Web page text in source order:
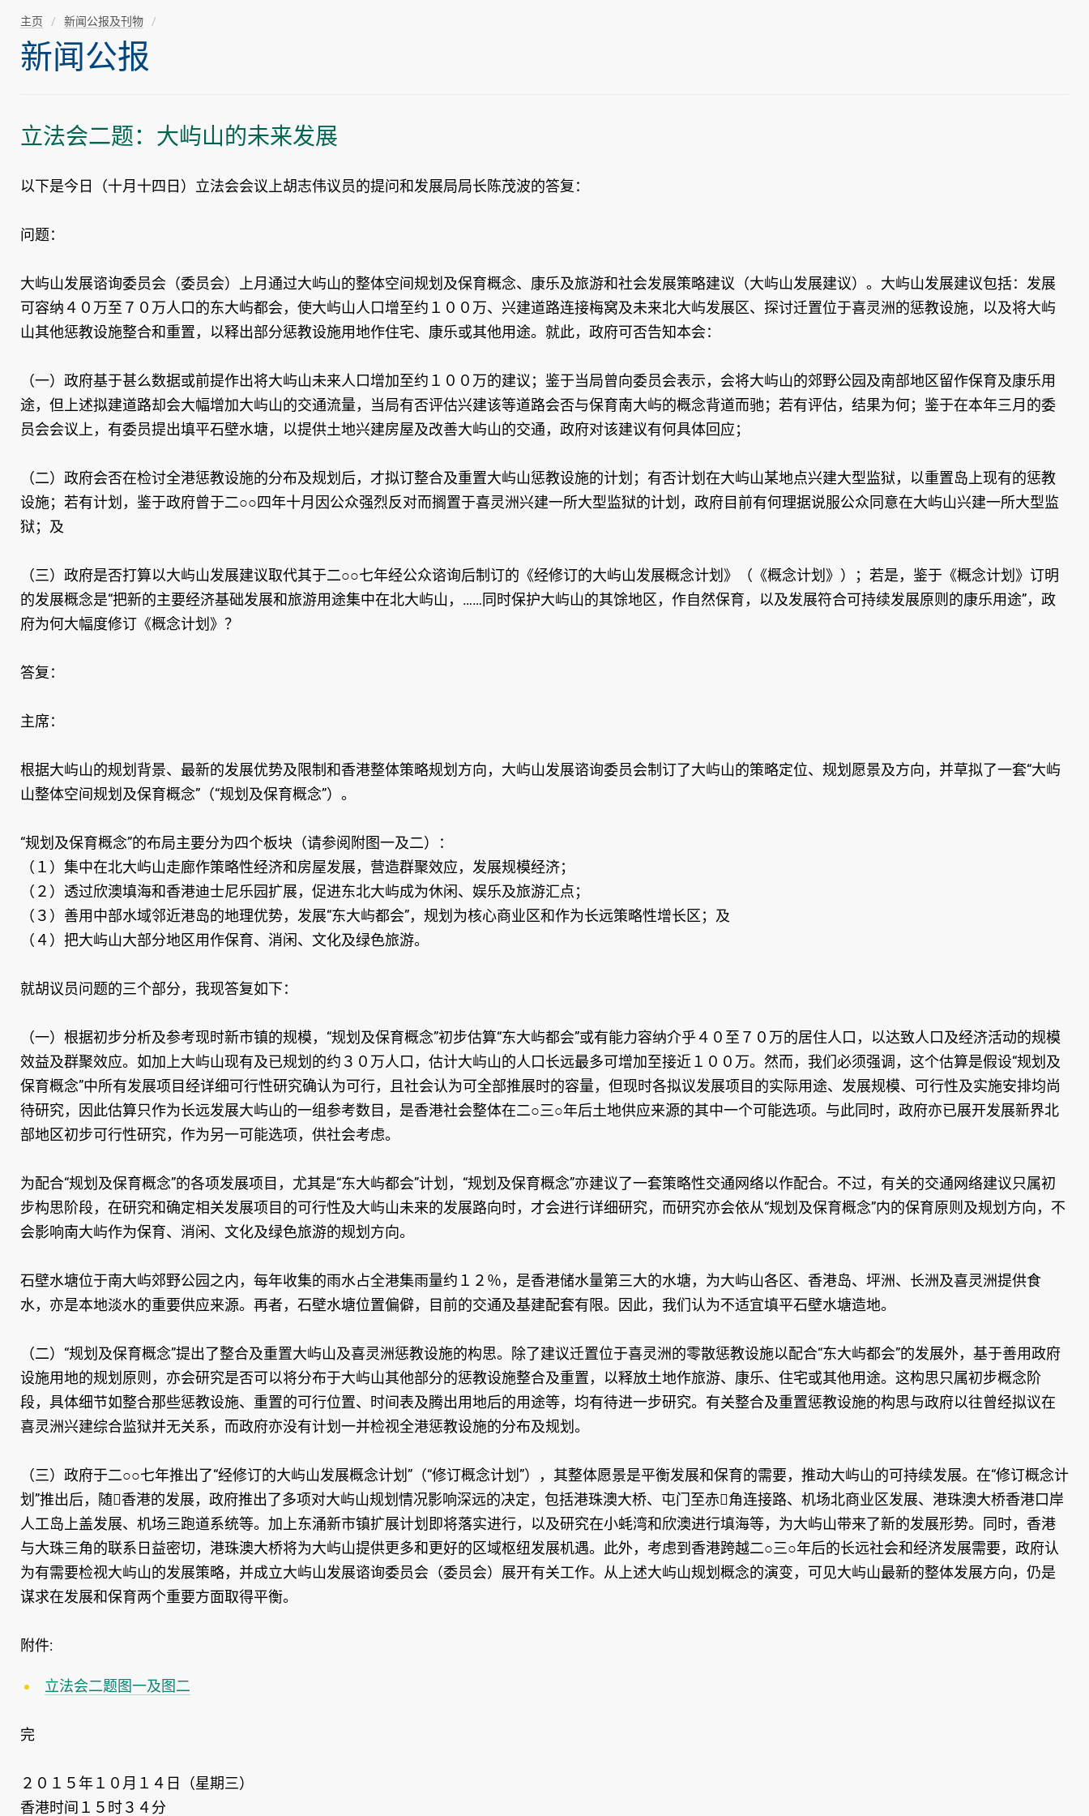
主页 新闻公报及刊物
新闻公报
立法会二题：大屿山的未来发展
以下是今日（十月十四日）立法会会议上胡志伟议员的提问和发展局局长陈茂波的答复：
问题：
大屿山发展谘询委员会（委员会）上月通过大屿山的整体空间规划及保育概念、康乐及旅游和社会发展策略建议（大屿山发展建议）。大屿山发展建议包括：发展
可容纳４０万至７０万人口的东大屿都会，使大屿山人口增至约１００万、兴建道路连接梅窝及未来北大屿发展区、探讨迁置位于喜灵洲的惩教设施，以及将大屿
山其他惩教设施整合和重置，以释出部分惩教设施用地作住宅、康乐或其他用途。就此，政府可否告知本会：
（一）政府基于甚么数据或前提作出将大屿山未来人口增加至约１００万的建议；鉴于当局曾向委员会表示，会将大屿山的郊野公园及南部地区留作保育及康乐用
途，但上述拟建道路却会大幅增加大屿山的交通流量，当局有否评估兴建该等道路会否与保育南大屿的概念背道而驰；若有评估，结果为何；鉴于在本年三月的委
员会会议上，有委员提出填平石壁水塘，以提供土地兴建房屋及改善大屿山的交通，政府对该建议有何具体回应；
（二）政府会否在检讨全港惩教设施的分布及规划后，才拟订整合及重置大屿山惩教设施的计划；有否计划在大屿山某地点兴建大型监狱，以重置岛上现有的惩教
设施；若有计划，鉴于政府曾于二○○四年十月因公众强烈反对而搁置于喜灵洲兴建一所大型监狱的计划，政府目前有何理据说服公众同意在大屿山兴建一所大型监
狱；及
（三）政府是否打算以大屿山发展建议取代其于二○○七年经公众谘询后制订的《经修订的大屿山发展概念计划》（《概念计划》）；若是，鉴于《概念计划》订明
的发展概念是“把新的主要经济基础发展和旅游用途集中在北大屿山，……同时保护大屿山的其馀地区，作自然保育，以及发展符合可持续发展原则的康乐用途”，政
府为何大幅度修订《概念计划》？
答复：
主席：
根据大屿山的规划背景、最新的发展优势及限制和香港整体策略规划方向，大屿山发展谘询委员会制订了大屿山的策略定位、规划愿景及方向，并草拟了一套“大屿
山整体空间规划及保育概念”（“规划及保育概念”）。
“规划及保育概念”的布局主要分为四个板块（请参阅附图一及二）：
（１）集中在北大屿山走廊作策略性经济和房屋发展，营造群聚效应，发展规模经济；
（２）透过欣澳填海和香港迪士尼乐园扩展，促进东北大屿成为休闲、娱乐及旅游汇点；
（３）善用中部水域邻近港岛的地理优势，发展“东大屿都会”，规划为核心商业区和作为长远策略性增长区；及
（４）把大屿山大部分地区用作保育、消闲、文化及绿色旅游。
就胡议员问题的三个部分，我现答复如下：
（一）根据初步分析及参考现时新市镇的规模，“规划及保育概念”初步估算“东大屿都会”或有能力容纳介乎４０至７０万的居住人口，以达致人口及经济活动的规模
效益及群聚效应。如加上大屿山现有及已规划的约３０万人口，估计大屿山的人口长远最多可增加至接近１００万。然而，我们必须强调，这个估算是假设“规划及
保育概念”中所有发展项目经详细可行性研究确认为可行，且社会认为可全部推展时的容量，但现时各拟议发展项目的实际用途、发展规模、可行性及实施安排均尚
待研究，因此估算只作为长远发展大屿山的一组参考数目，是香港社会整体在二○三○年后土地供应来源的其中一个可能选项。与此同时，政府亦已展开发展新界北
部地区初步可行性研究，作为另一可能选项，供社会考虑。
为配合“规划及保育概念”的各项发展项目，尤其是“东大屿都会”计划，“规划及保育概念”亦建议了一套策略性交通网络以作配合。不过，有关的交通网络建议只属初
步构思阶段，在研究和确定相关发展项目的可行性及大屿山未来的发展路向时，才会进行详细研究，而研究亦会依从“规划及保育概念”内的保育原则及规划方向，不
会影响南大屿作为保育、消闲、文化及绿色旅游的规划方向。
石壁水塘位于南大屿郊野公园之内，每年收集的雨水占全港集雨量约１２％，是香港储水量第三大的水塘，为大屿山各区、香港岛、坪洲、长洲及喜灵洲提供食
水，亦是本地淡水的重要供应来源。再者，石壁水塘位置偏僻，目前的交通及基建配套有限。因此，我们认为不适宜填平石壁水塘造地。
（二）“规划及保育概念”提出了整合及重置大屿山及喜灵洲惩教设施的构思。除了建议迁置位于喜灵洲的零散惩教设施以配合“东大屿都会”的发展外，基于善用政府
设施用地的规划原则，亦会研究是否可以将分布于大屿山其他部分的惩教设施整合及重置，以释放土地作旅游、康乐、住宅或其他用途。这构思只属初步概念阶
段，具体细节如整合那些惩教设施、重置的可行位置、时间表及腾出用地后的用途等，均有待进一步研究。有关整合及重置惩教设施的构思与政府以往曾经拟议在
喜灵洲兴建综合监狱并无关系，而政府亦没有计划一并检视全港惩教设施的分布及规划。
（三）政府于二○○七年推出了“经修订的大屿山发展概念计划”（“修订概念计划”），其整体愿景是平衡发展和保育的需要，推动大屿山的可持续发展。在“修订概念计
划”推出后，随香港的发展，政府推出了多项对大屿山规划情况影响深远的决定，包括港珠澳大桥、屯门至赤角连接路、机场北商业区发展、港珠澳大桥香港口岸
人工岛上盖发展、机场三跑道系统等。加上东涌新市镇扩展计划即将落实进行，以及研究在小蚝湾和欣澳进行填海等，为大屿山带来了新的发展形势。同时，香港
与大珠三角的联系日益密切，港珠澳大桥将为大屿山提供更多和更好的区域枢纽发展机遇。此外，考虑到香港跨越二○三○年后的长远社会和经济发展需要，政府认
为有需要检视大屿山的发展策略，并成立大屿山发展谘询委员会（委员会）展开有关工作。从上述大屿山规划概念的演变，可见大屿山最新的整体发展方向，仍是
谋求在发展和保育两个重要方面取得平衡。
附件:
立法会二题图一及图二
完
２０１５年１０月１４日（星期三）
香港时间１５时３４分